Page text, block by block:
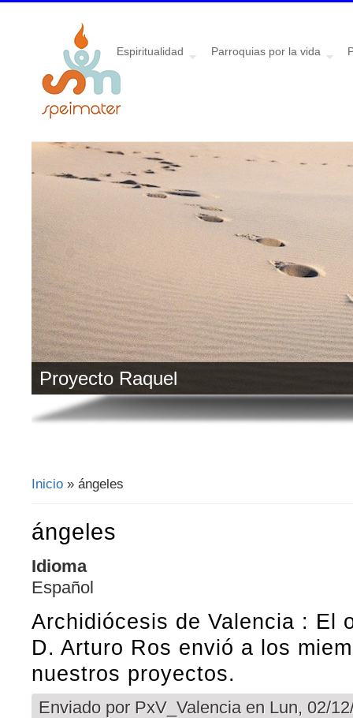
Espiritualidad Parroquias por la vida
Proyecto Raquel
Se encuentra usted aquí
Inicio » ángeles
ángeles
Idioma
Español
Archidiócesis de Valencia : El
D. Arturo Ros envió a los
nuestros proyectos.
Enviado por PxV_Valencia en Lun, 02/